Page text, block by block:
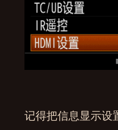
记得把信息显示设